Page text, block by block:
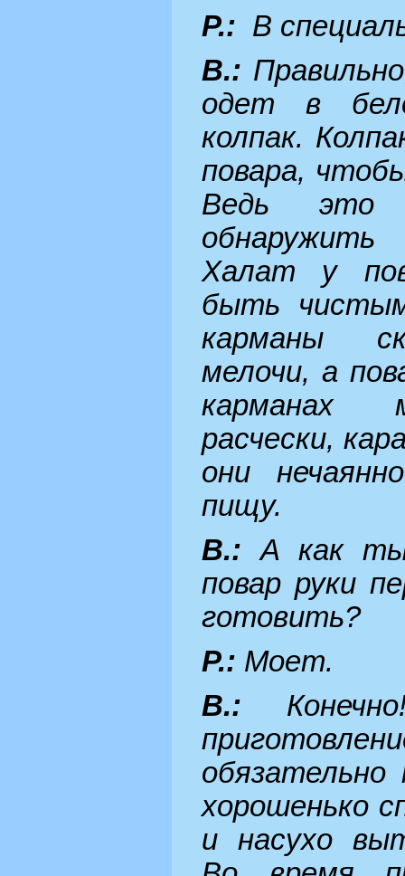
Р.: В
В.:
одет в
колпак.
повара,
Ведь это
Халат у
быть
карманы
мелочи, а
карманах
расчески,
они
пищу.
В.: А как
повар руки
готовить?
Р.: Моет.
В.:
хорошенько
и насухо